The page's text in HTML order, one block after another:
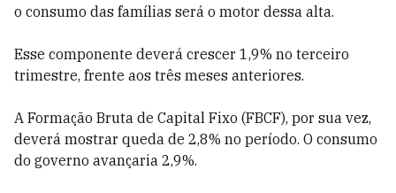
o consumo das famílias será o motor dessa alta.
Esse componente deverá crescer 1,9% no terceiro
trimestre, frente aos três meses anteriores.
A Formação Bruta de Capital Fixo (FBCF), por sua vez,
deverá mostrar queda de 2,8% no período. O consumo
do governo avançaria 2,9%.